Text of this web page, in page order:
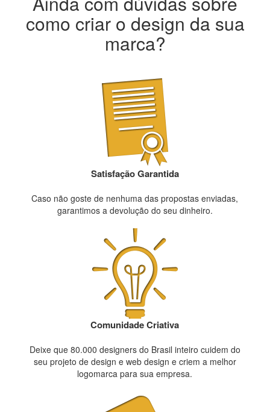
como criar o design da sua
marca?
Satisfação Garantida
Caso não goste de nenhuma das propostas enviadas,
garantimos a devolução do seu dinheiro.
Comunidade Criativa
Deixe que 80.000 designers do Brasil inteiro cuidem do
seu projeto de design e web design e criem a melhor
logomarca para sua empresa.